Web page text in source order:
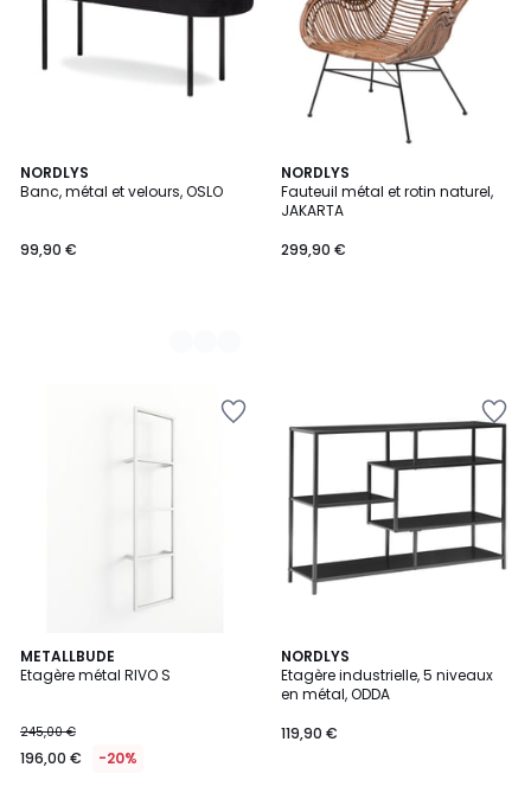
NORDLYS
Banc, métal et velours, OSLO
99,90 €
2
Couleurs
NORDLYS
Fauteuil métal et rotin naturel,
JAKARTA
299,90 €
METALLBUDE
Etagère métal RIVO S
245,00 €
196,00 € -20%
3
Couleurs
NORDLYS
Etagère industrielle, 5 niveaux
en métal, ODDA
119,90 €